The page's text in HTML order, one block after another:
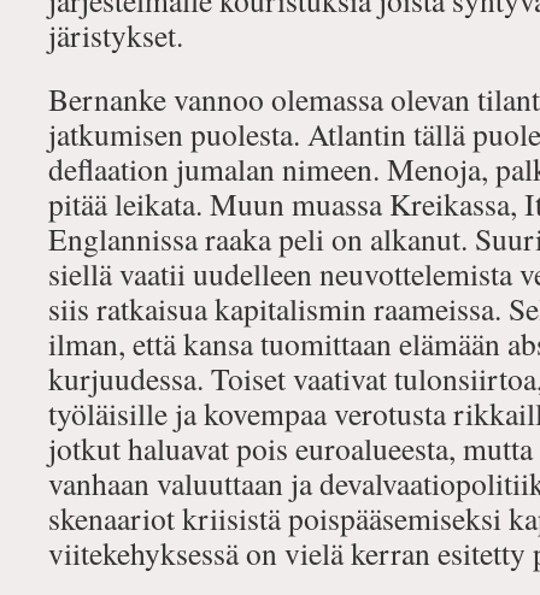
järistykset.
Bernanke vannoo olemassa olevan
jatkumisen puolesta. Atlantin tällä
deflaation jumalan nimeen. Menoja,
pitää leikata. Muun muassa Kreikassa,
Englannissa raaka peli on alkanut.
siellä vaatii uudelleen neuvottelemista
siis ratkaisua kapitalismin raameissa.
ilman, että kansa tuomittaan elämään
kurjuudessa. Toiset vaativat
työläisille ja kovempaa verotusta
jotkut haluavat pois euroalueesta,
vanhaan valuuttaan ja
skenaariot kriisistä poispääsemiseksi
viitekehyksessä on vielä kerran